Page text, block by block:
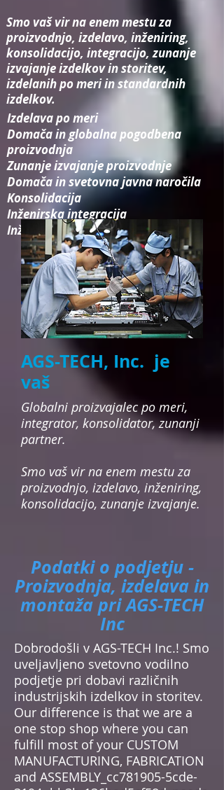
Smo vaš vir na enem mestu za
proizvodnjo, izdelavo, inženiring,
konsolidacijo, integracijo, zunanje
izvajanje izdelkov in storitev,
izdelanih po meri in standardnih
izdelkov.
Izdelava po meri
Domača in globalna pogodbena
proizvodnja
Zunanje izvajanje proizvodnje
Domača in svetovna javna naročila
Konsolidacija​
Inženirska integracija​
Inženirske storitve
AGS-TECH, Inc. je
vaš
Globalni proizvajalec po meri,
integrator, konsolidator, zunanji
partner.
Smo vaš vir na enem mestu za
proizvodnjo, izdelavo, inženiring,
konsolidacijo, zunanje izvajanje.
Podatki o podjetju -
Proizvodnja, izdelava in
montaža pri AGS-TECH
Inc
Dobrodošli v AGS-TECH Inc.! Smo
uveljavljeno svetovno vodilno
podjetje pri dobavi različnih
industrijskih izdelkov in storitev.
Our difference is that we are a
one stop shop where you can
fulfill most of your CUSTOM
MANUFACTURING, FABRICATION
and ASSEMBLY_cc781905-5cde-